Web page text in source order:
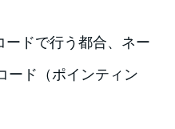
ドで行う都合、ネー
ード（ポインティン